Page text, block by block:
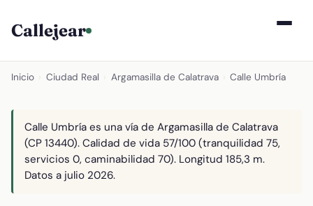
Callejear
Inicio Ciudad Real Argamasilla de Calatrava Calle Umbría
Calle Umbría es una vía de Argamasilla de Calatrava
(CP 13440). Calidad de vida 57/100 (tranquilidad 75,
servicios 0, caminabilidad 70). Longitud 185,3 m.
Datos a julio 2026.